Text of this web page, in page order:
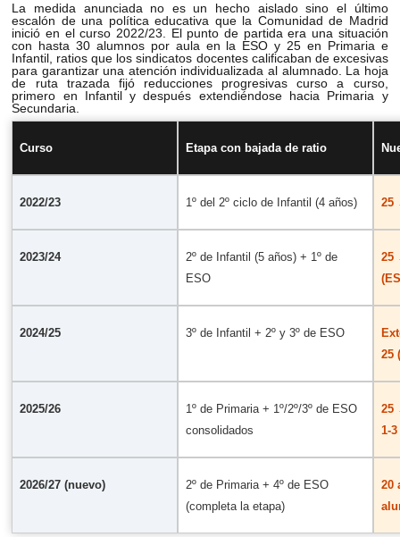
La medida anunciada no es un hecho aislado sino el último
escalón de una política educativa que la Comunidad de Madrid
inició en el curso 2022/23. El punto de partida era una situación
con hasta 30 alumnos por aula en la ESO y 25 en Primaria e
Infantil, ratios que los sindicatos docentes calificaban de excesivas
para garantizar una atención individualizada al alumnado. La hoja
de ruta trazada fijó reducciones progresivas curso a curso,
primero en Infantil y después extendiéndose hacia Primaria y
Secundaria.
Curso Etapa con bajada de ratio
2022/23 1º del 2º ciclo de Infantil (4 años) 25
2023/24
2º de Infantil (5 años) + 1º de
ESO
25
2024/25 3º de Infantil + 2º y 3º de ESO
25
2025/26
1º de Primaria + 1º/2º/3º de ESO
consolidados
25
1-3
2026/27 (nuevo)
2º de Primaria + 4º de ESO
(completa la etapa)
20